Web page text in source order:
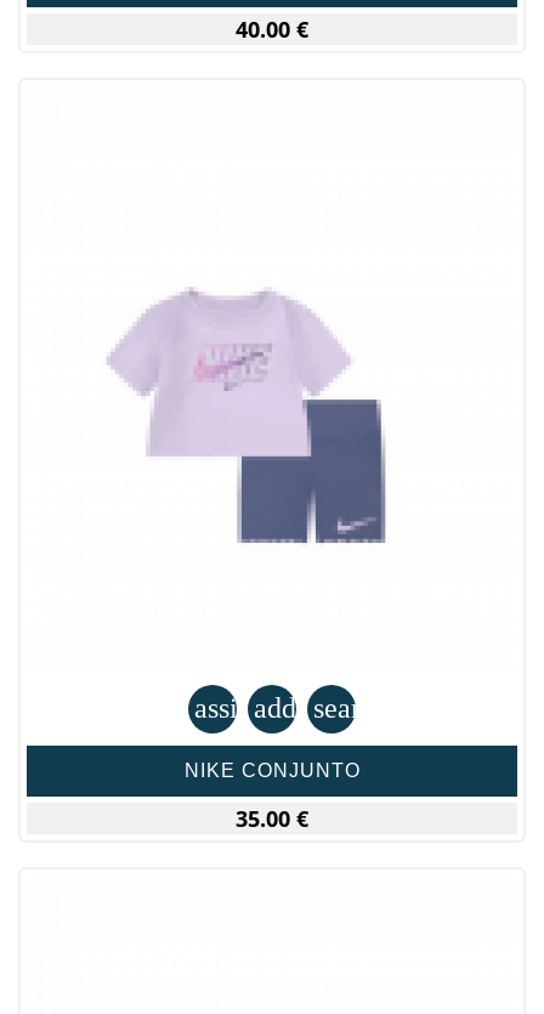
40.00 €
assignment
add_shopping_cart
search
NIKE CONJUNTO
35.00 €